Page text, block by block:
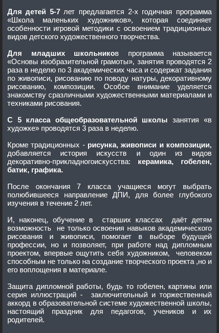
Для детей 5-7 лет предлагается 2-х годичная программа
«Школа маленьких художников», которая соединяет
особенности игровой методики с освоением традиционных
видов детского художественного творчества.
Для младших школьников программа называется
«Основы изобразительной грамоты», занятия проводятся 2
раза в неделю по 3 академических часа и содержат задания
по живописи, рисованию по поводу натуры, декоративному
рисованию, композиции. Особое внимание уделяется
знакомству сразличными художественными материалами и
техниками рисования.
С 5 класса общеобразовательной школы занятия «в
художке» проводятся 3 раза в неделю.
Кроме традиционных - рисунка, живописи и композиции,
добавляется история искусств и один из видов
декоративно-прикладногоискусства: керамика, гобелен,
батик, графика.
После окончания 7 класса учащиеся могут выбрать
полюбившееся направление ДПИ, для более глубокого
изучения в течение 2 лет.
И, наконец, обучение в старших классах даёт детям
возможность не только освоения навыков академического
рисования и живописи, помогает в выборе будущей
профессии, но и позволяет, при работе над дипломным
проектом, впервые ощутить себя художником, человеком
способным не только на создание творческого проекта ,но и
его воплощения в материале.
Защита дипломной работы, будь то гобелен, картины или
серия иллюстраций - заключительный и торжественный
аккорд в образовательной системе художественной школы,
настоящий праздник для педагогов, учеников и их
родителей.